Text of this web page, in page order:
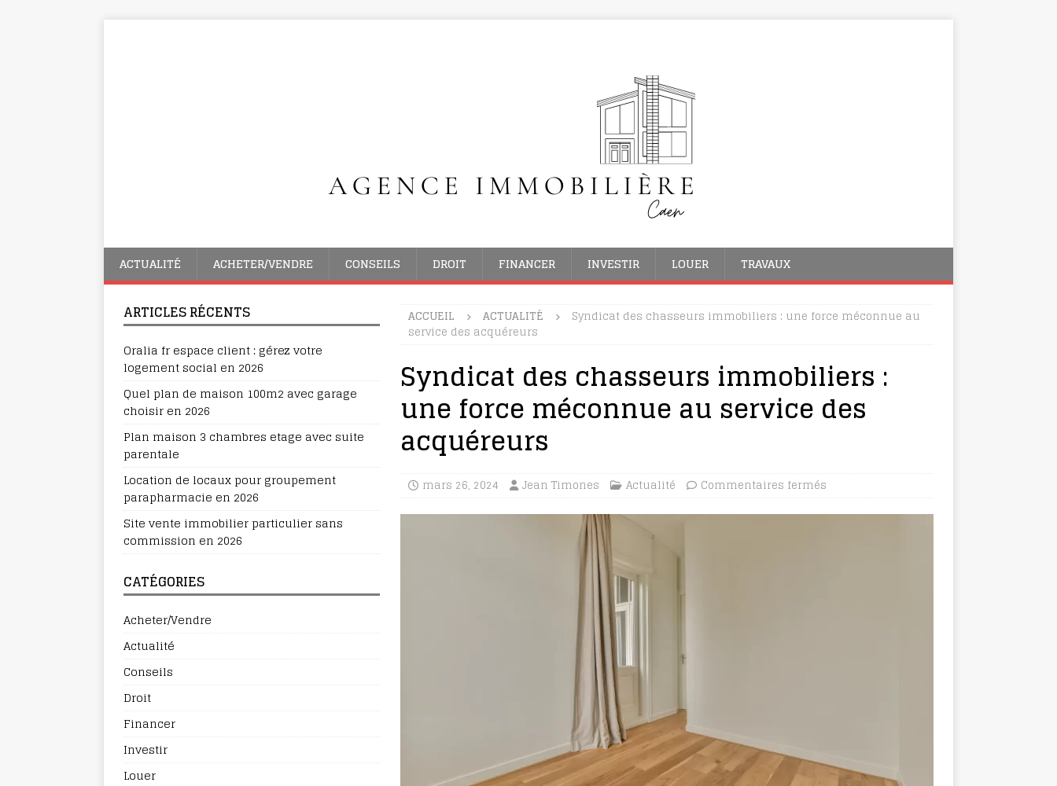
ACTUALITÉ ACHETER/VENDRE CONSEILS DROIT FINANCER INVESTIR LOUER TRAVAUX
ACCUEIL ACTUALITÉ
Syndicat des chasseurs immobiliers : une force méconnue au
service des acquéreurs
Syndicat des chasseurs immobiliers :
une force méconnue au service des
acquéreurs
mars 26, 2024 Jean Timones Actualité Commentaires fermés
ARTICLES RÉCENTS
Oralia fr espace client : gérez votre
logement social en 2026
Quel plan de maison 100m2 avec garage
choisir en 2026
Plan maison 3 chambres etage avec suite
parentale
Location de locaux pour groupement
parapharmacie en 2026
Site vente immobilier particulier sans
commission en 2026
CATÉGORIES
Acheter/Vendre
Actualité
Conseils
Droit
Financer
Investir
Louer